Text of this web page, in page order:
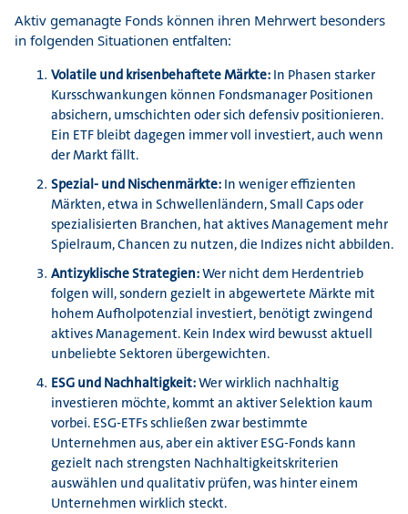
Aktiv gemanagte Fonds können ihren Mehrwert besonders
in folgenden Situationen entfalten:
Volatile und krisenbehaftete Märkte: In Phasen starker
Kursschwankungen können Fondsmanager Positionen
absichern, umschichten oder sich defensiv positionieren.
Ein ETF bleibt dagegen immer voll investiert, auch wenn
der Markt fällt.
Spezial- und Nischenmärkte: In weniger effizienten
Märkten, etwa in Schwellenländern, Small Caps oder
spezialisierten Branchen, hat aktives Management mehr
Spielraum, Chancen zu nutzen, die Indizes nicht abbilden.
Antizyklische Strategien:Wer nicht dem Herdentrieb
folgen will, sondern gezielt in abgewertete Märkte mit
hohem Aufholpotenzial investiert, benötigt zwingend
aktives Management. Kein Index wird bewusst aktuell
unbeliebte Sektoren übergewichten.
ESG und Nachhaltigkeit:Wer wirklich nachhaltig
investieren möchte, kommt an aktiver Selektion kaum
vorbei. ESG-ETFs schließen zwar bestimmte
Unternehmen aus, aber ein aktiver ESG-Fonds kann
gezielt nach strengsten Nachhaltigkeitskriterien
auswählen und qualitativ prüfen, was hinter einem
Unternehmen wirklich steckt.